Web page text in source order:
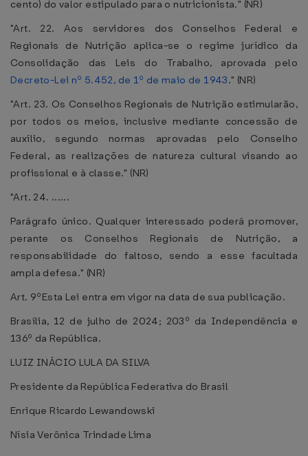
cento) do valor estipulado para o nutricionista." (NR)
"Art. 22. Aos servidores dos Conselhos Federal e
Regionais de Nutrição aplica-se o regime jurídico da
Consolidação das Leis do Trabalho, aprovada pelo
Decreto-Lei nº 5.452, de 1º de maio de 1943." (NR)
"Art. 23. Os Conselhos Regionais de Nutrição estimularão,
por todos os meios, inclusive mediante concessão de
auxílio, segundo normas aprovadas pelo Conselho
Federal, as realizações de natureza cultural visando ao
profissional e à classe." (NR)
"Art. 24. ......
Parágrafo único. Qualquer interessado poderá promover,
perante os Conselhos Regionais de Nutrição, a
responsabilidade do faltoso, sendo a esse facultada
ampla defesa." (NR)
Art. 9ºEsta Lei entra em vigor na data de sua publicação.
Brasília, 12 de julho de 2024; 203º da Independência e
136º da República.
LUIZ INÁCIO LULA DA SILVA
Presidente da República Federativa do Brasil
Enrique Ricardo Lewandowski
Nísia Verônica Trindade Lima